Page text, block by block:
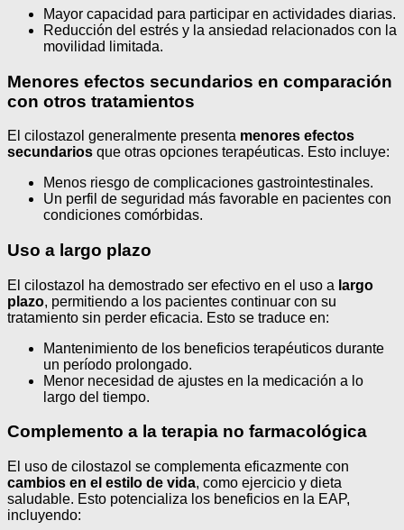
Mayor capacidad para participar en actividades diarias.
Reducción del estrés y la ansiedad relacionados con la
movilidad limitada.
Menores efectos secundarios en comparación
con otros tratamientos
El cilostazol generalmente presenta menores efectos
secundarios que otras opciones terapéuticas. Esto incluye:
Menos riesgo de complicaciones gastrointestinales.
Un perfil de seguridad más favorable en pacientes con
condiciones comórbidas.
Uso a largo plazo
El cilostazol ha demostrado ser efectivo en el uso a largo
plazo, permitiendo a los pacientes continuar con su
tratamiento sin perder eficacia. Esto se traduce en:
Mantenimiento de los beneficios terapéuticos durante
un período prolongado.
Menor necesidad de ajustes en la medicación a lo
largo del tiempo.
Complemento a la terapia no farmacológica
El uso de cilostazol se complementa eficazmente con
cambios en el estilo de vida, como ejercicio y dieta
saludable. Esto potencializa los beneficios en la EAP,
incluyendo: